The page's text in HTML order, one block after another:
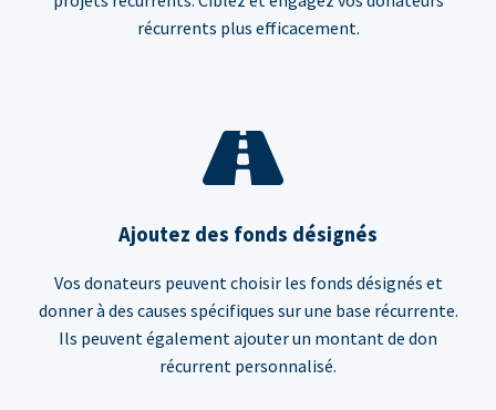
récurrents plus efficacement.
Ajoutez des fonds désignés
Vos donateurs peuvent choisir les fonds désignés et
donner à des causes spécifiques sur une base récurrente.
Ils peuvent également ajouter un montant de don
récurrent personnalisé.